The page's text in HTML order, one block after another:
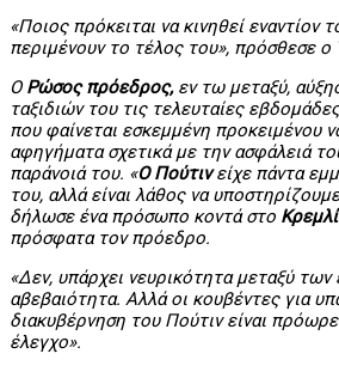
«Ποιος πρόκειται να κινηθεί εναντίον
περιμένουν το τέλος του», πρόσθεσε ο
Ο Ρώσος πρόεδρος,εν τω μεταξύ,
ταξιδιών του τις τελευταίες
που φαίνεται εσκεμμένη προκειμένου
αφηγήματα σχετικά με την ασφάλειά
παράνοιά του. «Ο Πούτινείχε πάντα
του, αλλά είναι λάθος να
δήλωσε ένα πρόσωπο κοντά στο
πρόσφατα τον πρόεδρο.
«Δεν, υπάρχει νευρικότητα μεταξύ των
αβεβαιότητα. Αλλά οι κουβέντες για
διακυβέρνηση του Πούτιν είναι
έλεγχο».